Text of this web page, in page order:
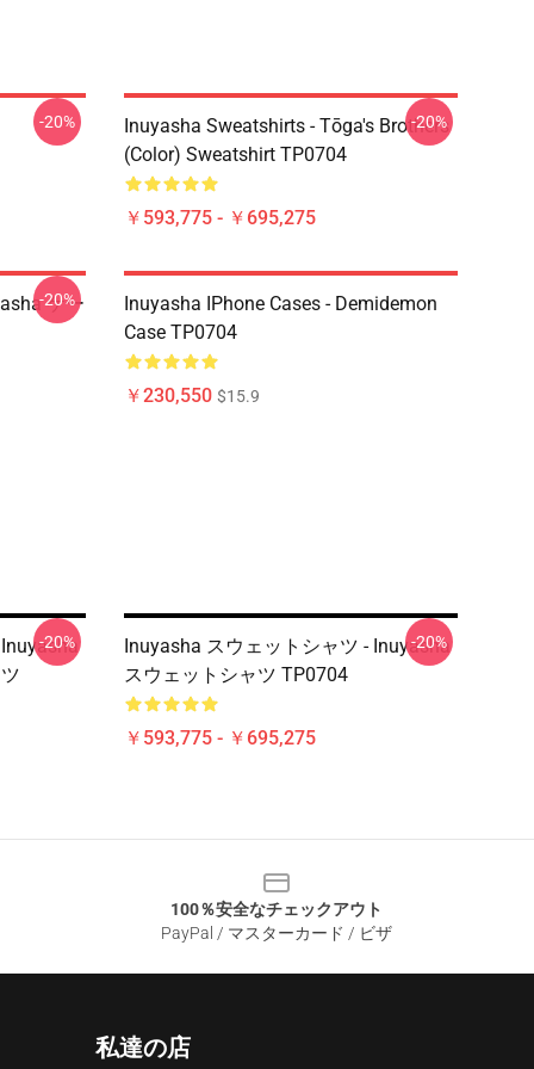
-20%
Inuyasha Sweatshirts - Tōga's Brothers
(color) Sweatshirt TP0704
￥593,775 - ￥695,275
-20%
ケー
-20%
Inuyasha IPhone Cases - Demidemon
Case TP0704
￥230,550 $15.9
-20%
Inuyasha スウェットシャツ - Inuyasha
スウェットシャツ TP0704
￥593,775 - ￥695,275
-20%
100％安全なチェックアウト
PayPal / マスターカード / ビザ
私達の店